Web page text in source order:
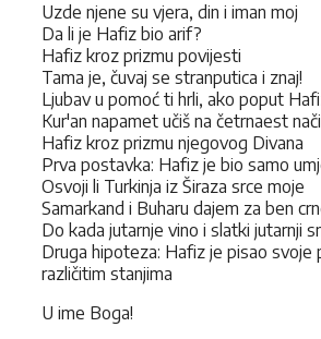
Uzde njene su vjera, din i iman moj
Da li je Hafiz bio arif?
Hafiz kroz prizmu povijesti
Tama je, čuvaj se stranputica i znaj!
Ljubav u pomoć ti hrli, ako poput
Kur'an napamet učiš na četrnaest
Hafiz kroz prizmu njegovog Divana
Prva postavka: Hafiz je bio samo
Osvoji li Turkinja iz Širaza srce moje
Samarkand i Buharu dajem za ben
Do kada jutarnje vino i slatki jutarnji
Druga hipoteza: Hafiz je pisao svoje
različitim stanjima
U ime Boga!